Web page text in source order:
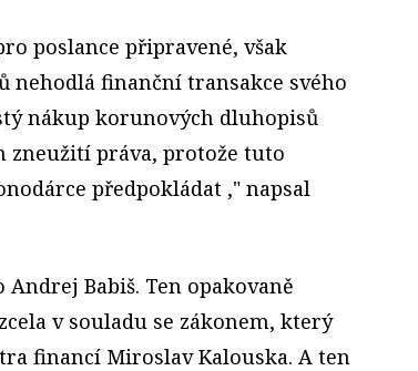
poslance připravené, však
nehodlá finanční transakce svého
nákup korunových dluhopisů
práva, protože tuto
předpokládat ," napsal
Babiš. Ten opakovaně
v souladu se zákonem, který
financí Miroslav Kalouska. A ten